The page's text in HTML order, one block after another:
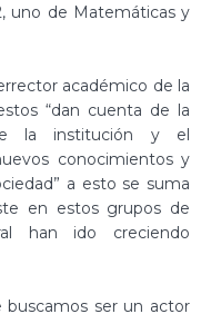
uno de Matemáticas y
académico de la
“dan cuenta de la
la institución y el
conocimientos y
a esto se suma
en estos grupos de
han ido creciendo
buscamos ser un actor